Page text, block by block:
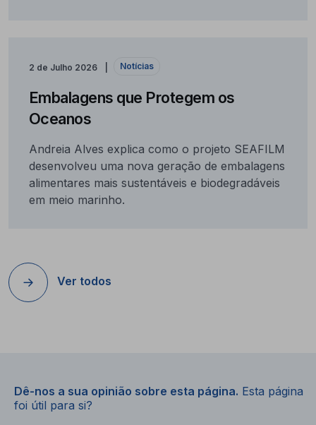
2 de Julho 2026 Notícias
Embalagens que Protegem os
Oceanos
Andreia Alves explica como o projeto SEAFILM
desenvolveu uma nova geração de embalagens
alimentares mais sustentáveis e biodegradáveis
em meio marinho.
Ver todos
Dê-nos a sua opinião sobre esta página. Esta página
foi útil para si?